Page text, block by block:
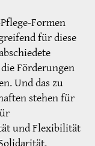
Formen
für diese
Förderungen
Und das zu
stehen für
und Flexibilität